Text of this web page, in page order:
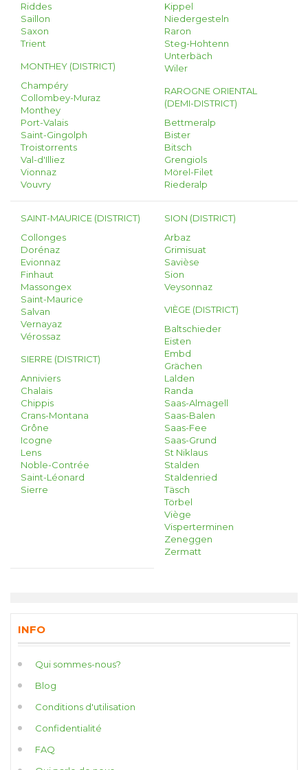
Riddes
Saillon
Saxon
Trient
MONTHEY (DISTRICT)
Champéry
Collombey-Muraz
Monthey
Port-Valais
Saint-Gingolph
Troistorrents
Val-d'Illiez
Vionnaz
Vouvry
Kippel
Niedergesteln
Raron
Steg-Hohtenn
Unterbäch
Wiler
RAROGNE ORIENTAL
(DEMI-DISTRICT)
Bettmeralp
Bister
Bitsch
Grengiols
Mörel-Filet
Riederalp
SAINT-MAURICE (DISTRICT)
Collonges
Dorénaz
Evionnaz
Finhaut
Massongex
Saint-Maurice
Salvan
Vernayaz
Vérossaz
SIERRE (DISTRICT)
Anniviers
Chalais
Chippis
Crans-Montana
Grône
Icogne
Lens
Noble-Contrée
Saint-Léonard
Sierre
SION (DISTRICT)
Arbaz
Grimisuat
Savièse
Sion
Veysonnaz
VIÈGE (DISTRICT)
Baltschieder
Eisten
Embd
Grächen
Lalden
Randa
Saas-Almagell
Saas-Balen
Saas-Fee
Saas-Grund
St Niklaus
Stalden
Staldenried
Täsch
Törbel
Viège
Visperterminen
Zeneggen
Zermatt
INFO
Qui sommes-nous?
Blog
Conditions d'utilisation
Confidentialité
FAQ